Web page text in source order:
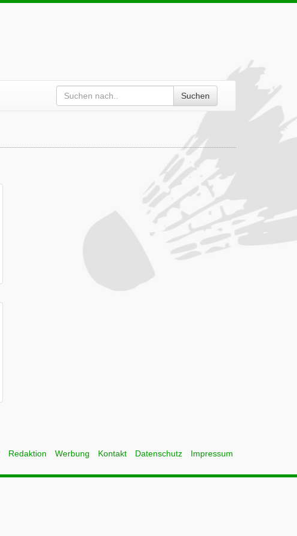
Suchen
Redaktion Werbung Kontakt Datenschutz Impressum